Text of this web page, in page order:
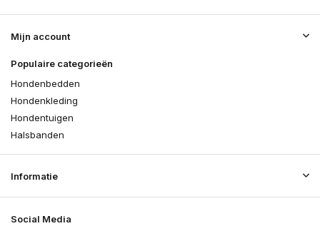
Mijn account
Populaire categorieën
Hondenbedden
Hondenkleding
Hondentuigen
Halsbanden
Informatie
Social Media